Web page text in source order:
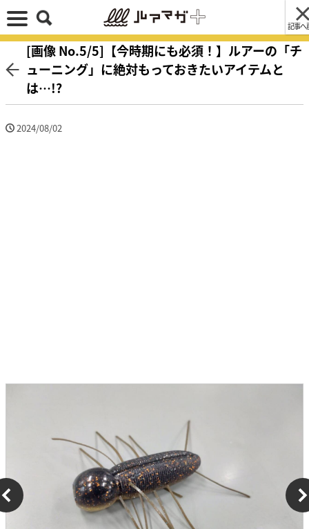
記事へ
[画像 No.5/5]【今時期にも必須！】ルアーの「チ
ューニング」に絶対もっておきたいアイテムと
は…!?
2024/08/02